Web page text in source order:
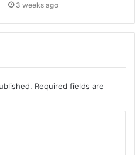
3 weeks ago
Required fields are